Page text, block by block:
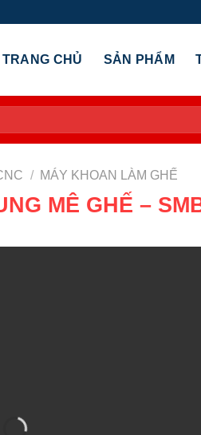
TRANG CHỦ SẢN PHẨM
/ MÁY KHOAN LÀM GHẾ
MÊ GHẾ –